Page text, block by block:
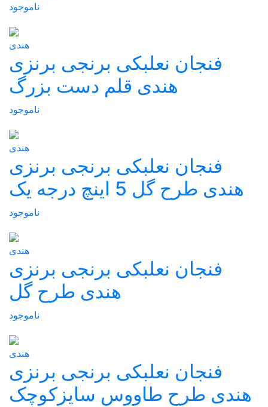
ناموجود
هندی
فنجان نعلبکی برنجی برنزی
هندی قلم دست بزرگ
ناموجود
هندی
فنجان نعلبکی برنجی برنزی
هندی طرح گل 5 اینچ درجه یک
ناموجود
هندی
فنجان نعلبکی برنجی برنزی
هندی طرح گل
ناموجود
هندی
فنجان نعلبکی برنجی برنزی
هندی طرح طاووس سایزکوچک